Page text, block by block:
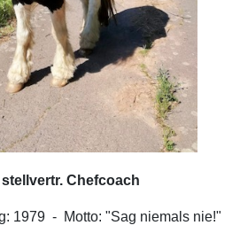
Chefcoach
1979 - Motto: "Sag niemals nie!"